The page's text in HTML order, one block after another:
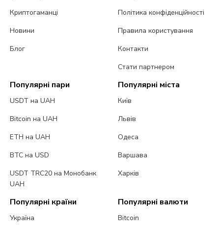
Криптогаманці
Новини
Блог
Політика конфіденційності
Правила користування
Контакти
Стати партнером
Популярні пари
USDT на UAH
Bitcoin на UAH
ETH на UAH
BTC на USD
USDT TRC20 на Монобанк
UAH
Популярні міста
Київ
Львів
Одеса
Варшава
Харків
Популярні країни
Україна
Популярні валюти
Bitcoin